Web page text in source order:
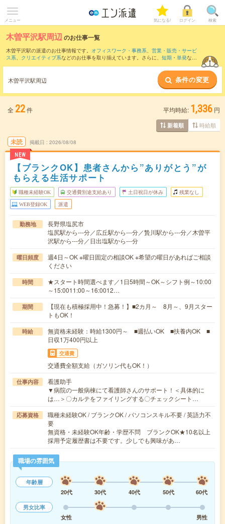
メニュー 気になる! ログイン 検索
木曽平沢駅周辺のお仕事一覧
木曽平沢駅の派遣のお仕事情報です。 オフィスワーク・事務系、 営業・販売・サービ
ス系、 クリエイティブ系などのお仕事を取り揃えています。さらに、 短期 ・ 単発など
また、日出塩駅・
など近隣駅のお仕事もご確認
いただけます。
木曽平沢駅周辺 条件の変更
全 22件 平均時給: 1,336 円
新着順 時給順
未読
NEW
掲載日 2026/08/08
【ブランクOK】患者さんから”ありがとう”が
もらえる生活サポート
職種未経験OK 交通費別途支給あり 土日祝日が休み 残業なし
WEB登録OK 派遣
勤務地
長野県塩尻市
塩尻駅から---分／広丘駅から---分／贄川駅から---分／木曽平
沢駅から---分／日出塩駅から---分
曜日頻度
週4日～OK ※曜日固定の相談OK ※希望の曜日があればご相談
ください
時間
★スタート時間選べます／1日5時間～OK～シフト例～10:00
～15:0011:00～16:0012…
期間
【現在も積極採用中！急募！】■2カ月～ 8月～、9月スター
トもOK！
時給
無資格未経験：時給1300円～ ■週払いOK ■扶養内OK ■
日収1万400円以上
交通費
交通費全額支給（ガソリン代もOK！）
仕事内容
看護助手
▼病院の一般病棟にて看護師さんのサポート！＜具体的に
は…＞〇カルテをファイリングする〇チェックシート…
応募資格
職種未経験OK / ブランクOK / パソコンスキル不要 / 英語力不
要
無資格・未経験OK年齢・学歴不問 ブランクOK★10名以上
採用予定履歴書は不要です。少しでも興味があ…
職場の雰囲気
年齢層
20代
30代 40代 50代
60代
男女比率
女性
男性